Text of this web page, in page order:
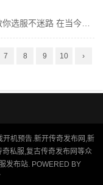
7 8 9 10 ›
机预告.新开传奇发布网,新
私服,复古传奇发布网等众
发布站. POWERED BY